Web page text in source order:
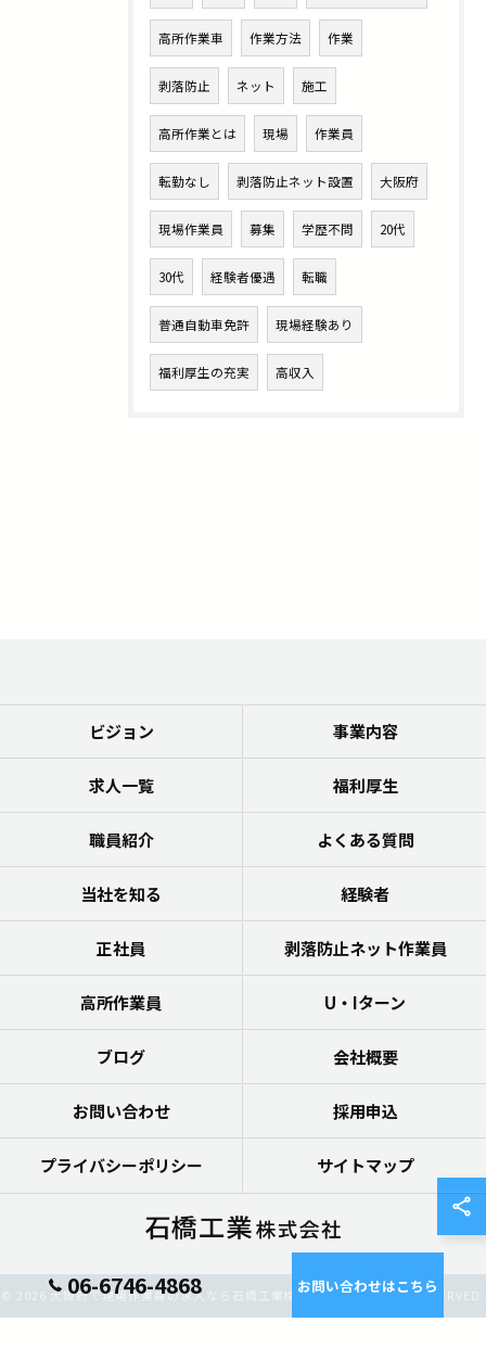
高所作業車 作業方法 作業
剥落防止 ネット 施工
高所作業とは 現場 作業員
転勤なし 剥落防止ネット設置 大阪府
現場作業員 募集 学歴不問 20代
30代 経験者優遇 転職
普通自動車免許 現場経験あり
福利厚生の充実 高収入
06-6746-4868 お問い合わせはこちら
ビジョン 事業内容
求人一覧 福利厚生
職員紹介 よくある質問
当社を知る 経験者
正社員 剥落防止ネット作業員
高所作業員 U・Iターン
ブログ 会社概要
お問い合わせ 採用申込
プライバシーポリシー サイトマップ
© 2026 大阪府で現場作業員の求人なら石橋工業株式会社 ALL RIGHTS RESERVED.